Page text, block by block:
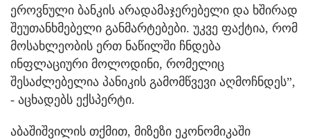
ეროვნული ბანკის არადამაჯერებელი და ხშირად
შეუთანხმებელი განმარტებები. უკვე ფაქტია, რომ
მოსახლეობის ერთ ნაწილში ჩნდება
ინფლაციური მოლოდინი, რომელიც
შესაძლებელია პანიკის გამომწვევი აღმოჩნდეს”,
- აცხადებს ექსპერტი.
აბაშიშვილის თქმით, მიზეზი ეკონომიკაში